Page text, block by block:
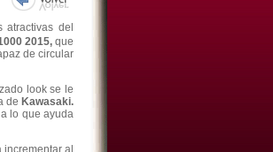
del
2015,que
de circular
look se le
de Kawasaki.
lo que ayuda
al